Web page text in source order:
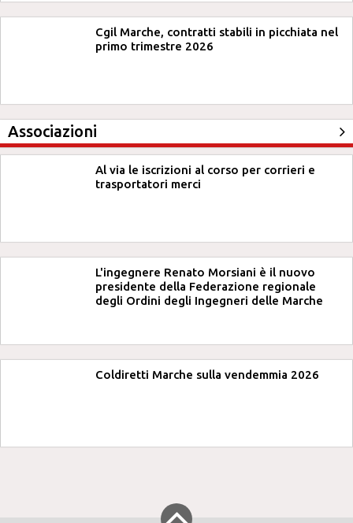
Cgil Marche, contratti stabili in picchiata nel
primo trimestre 2026
Associazioni
Al via le iscrizioni al corso per corrieri e
trasportatori merci
L'ingegnere Renato Morsiani è il nuovo
presidente della Federazione regionale
degli Ordini degli Ingegneri delle Marche
Coldiretti Marche sulla vendemmia 2026